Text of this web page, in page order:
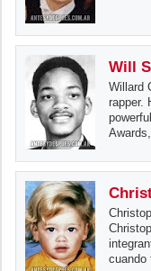
Will
Willard
rapper.
cuando